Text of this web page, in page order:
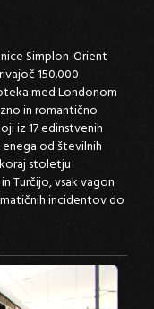
Simplon-Orient-
150.000
med Londonom
in romantično
iz 17 edinstvenih
od številnih
stoletju
Turčijo, vsak vagon
incidentov do